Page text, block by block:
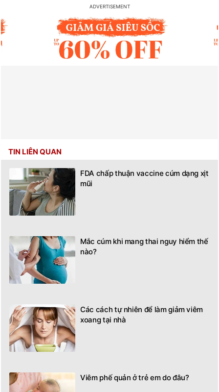
TIN LIÊN QUAN
FDA chấp thuận vaccine cúm dạng xịt
mũi
Mắc cúm khi mang thai nguy hiểm thế
nào?
Các cách tự nhiên để làm giảm viêm
xoang tại nhà
Viêm phế quản ở trẻ em do đâu?